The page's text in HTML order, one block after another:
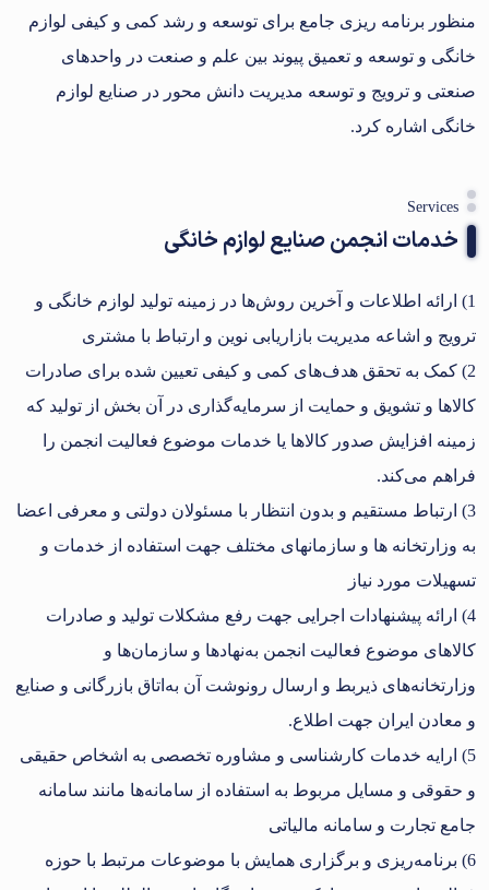
منظور برنامه ریزی جامع برای توسعه و رشد کمی و کیفی لوازم
خانگی و توسعه و تعمیق پیوند بین علم و صنعت در واحدهای
صنعتی و ترویج و توسعه مدیریت دانش محور در صنایع لوازم
خانگی اشاره کرد.
Services
خدمات انجمن صنایع لوازم خانگی
1) ارائه اطلاعات و آخرین روش‌ها در زمینه تولید لوازم خانگی و
ترویج و اشاعه مدیریت بازاریابی نوین و ارتباط با مشتری
2) کمک به‌ تحقق هدف‌های کمی و کیفی تعیین شده برای صادرات
کالا‌ها و تشویق و حمایت از سرمایه‌گذاری در آن بخش از تولید که
زمینه افزایش صدور کالا‌ها یا خدمات موضوع فعالیت انجمن را
فراهم می‌کند.
3) ارتباط مستقیم و بدون انتظار با مسئولان دولتی و معرفی اعضا
به وزارتخانه ها و سازمانهای مختلف جهت استفاده از خدمات و
تسهیلات مورد نیاز
4) ارائه پیشنهادات اجرایی جهت رفع مشکلات تولید و صادرات
کالا‌های موضوع فعالیت انجمن به‌نهاد‌ها و سازمان‌ها و
وزارتخانه‌های ذیربط و ارسال رونوشت آن به‌اتاق بازرگانی و صنایع
و معادن ایران جهت اطلاع.
5) ارایه خدمات کارشناسی و مشاوره تخصصی به اشخاص حقیقی
و حقوقی و مسایل مربوط به استفاده از سامانه‌ها مانند سامانه
جامع تجارت و سامانه مالیاتی
6) برنامه‌ریزی و برگزاری همایش با موضوعات مرتبط با حوزه